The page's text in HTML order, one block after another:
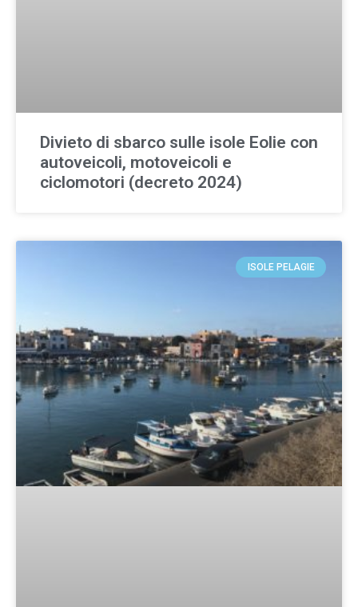
Divieto di sbarco sulle isole Eolie con
autoveicoli, motoveicoli e
ciclomotori (decreto 2024)
ISOLE PELAGIE